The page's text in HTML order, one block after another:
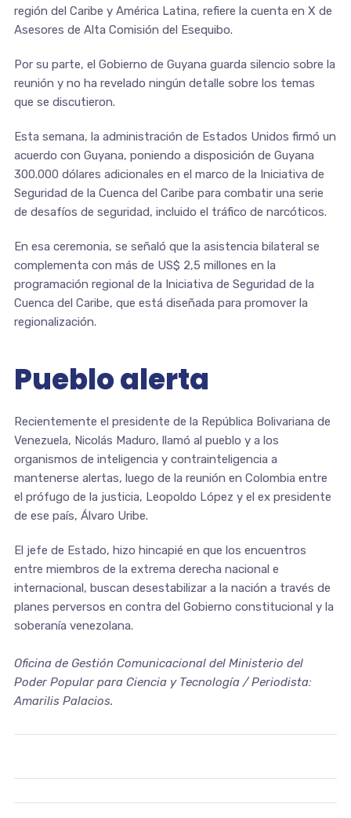
región del Caribe y América Latina, refiere la cuenta en X de
Asesores de Alta Comisión del Esequibo.
Por su parte, el Gobierno de Guyana guarda silencio sobre la
reunión y no ha revelado ningún detalle sobre los temas
que se discutieron.
Esta semana, la administración de Estados Unidos firmó un
acuerdo con Guyana, poniendo a disposición de Guyana
300.000 dólares adicionales en el marco de la Iniciativa de
Seguridad de la Cuenca del Caribe para combatir una serie
de desafíos de seguridad, incluido el tráfico de narcóticos.
En esa ceremonia, se señaló que la asistencia bilateral se
complementa con más de US$ 2,5 millones en la
programación regional de la Iniciativa de Seguridad de la
Cuenca del Caribe, que está diseñada para promover la
regionalización.
Pueblo alerta
Recientemente el presidente de la República Bolivariana de
Venezuela, Nicolás Maduro, llamó al pueblo y a los
organismos de inteligencia y contrainteligencia a
mantenerse alertas, luego de la reunión en Colombia entre
el prófugo de la justicia, Leopoldo López y el ex presidente
de ese país, Álvaro Uribe.
El jefe de Estado, hizo hincapié en que los encuentros
entre miembros de la extrema derecha nacional e
internacional, buscan desestabilizar a la nación a través de
planes perversos en contra del Gobierno constitucional y la
soberanía venezolana.
Oficina de Gestión Comunicacional del Ministerio del
Poder Popular para Ciencia y Tecnología / Periodista:
Amarilis Palacios.